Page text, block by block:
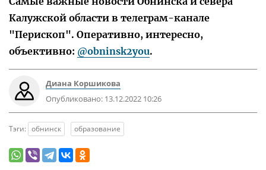
Калужской области в телеграм-канале
"Перископ". Оперативно, интересно,
объективно: @obninsk2you.
Диана Коршикова
Опубликовано: 13.12.2022 10:26
Тэги: обнинск образование